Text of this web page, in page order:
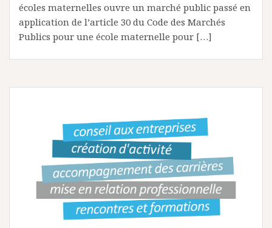
écoles maternelles ouvre un marché public passé en
application de l’article 30 du Code des Marchés
Publics pour une école maternelle pour […]